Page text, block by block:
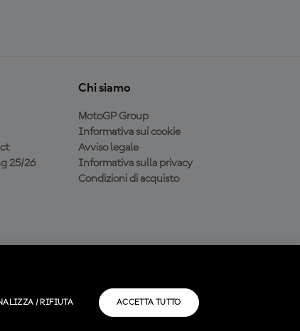
25/26
Chi siamo
MotoGP Group
Informativa sui cookie
Avviso legale
Informativa sulla privacy
Condizioni di acquisto
/ RIFIUTA ACCETTA TUTTO